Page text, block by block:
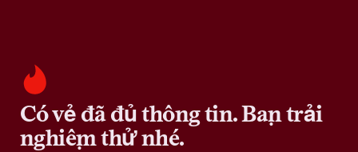
Có vẻ đã đủ thông tin. Bạn trải
nghiệm thử nhé.